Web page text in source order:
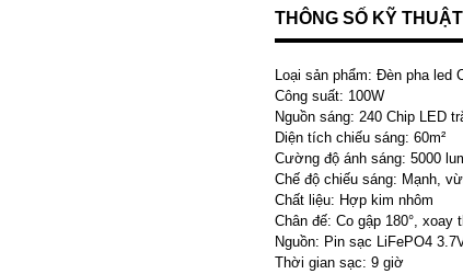
THÔNG SỐ KỸ THUẬT
Loại sản phẩm: Đèn pha led
Công suất: 100W
Nguồn sáng: 240 Chip LED
Diện tích chiếu sáng: 60m²
Cường độ ánh sáng: 5000
Chế độ chiếu sáng: Mạnh,
Chất liệu: Hợp kim nhôm
Chân đế: Co gập 180°, xoay
Nguồn: Pin sạc LiFePO4
Thời gian sạc: 9 giờ